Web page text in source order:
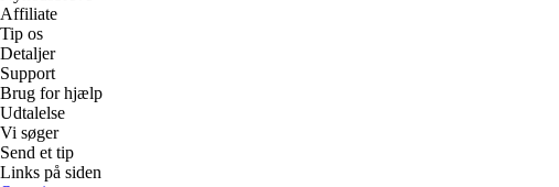
Affiliate
Tip os
Detaljer
Support
Brug for hjælp
Udtalelse
Vi søger
Send et tip
Links på siden